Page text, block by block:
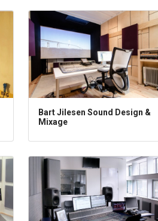
Bart Jilesen Sound Design &
Mixage